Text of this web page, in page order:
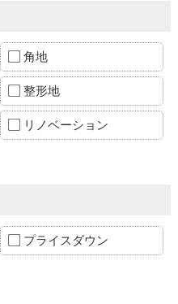
角地
整形地
リノベーション
プライスダウン